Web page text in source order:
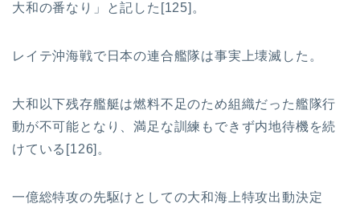
大和の番なり」と記した[125]。
レイテ沖海戦で日本の連合艦隊は事実上壊滅した。
大和以下残存艦艇は燃料不足のため組織だった艦隊行
動が不可能となり、満足な訓練もできず内地待機を続
けている[126]。
一億総特攻の先駆けとしての大和海上特攻出動決定